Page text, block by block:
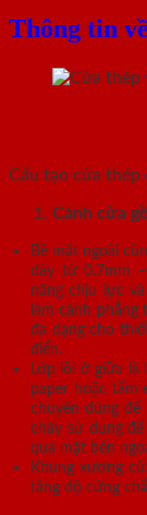
Thông tin
Cấu tạo cửa thép
Cánh cửa
Bề mặt ngoài
dày từ 0.7mm
năng chịu lực
làm cánh
đa dạng cho
điển.
Lớp lõi ở giữa
paper hoặc tấm
chuyên dùng
cháy sử dụng
qua mặt bên
Khung xương
tăng độ cứng